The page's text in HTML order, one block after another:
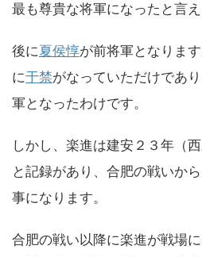
最も尊貴な将軍になったと言え
後に夏侯惇が前将軍となりま
に于禁がなっていただけであ
軍となったわけです。
しかし、楽進は建安２３年（
と記録があり、合肥の戦いか
事になります。
合肥の戦い以降に楽進が戦場